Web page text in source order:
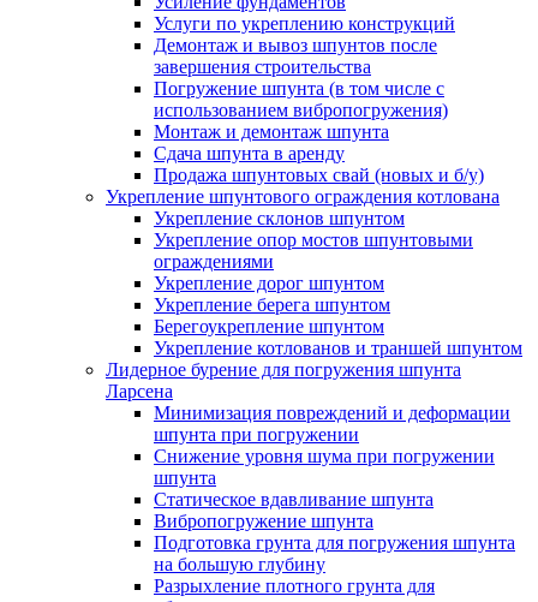
Услуги по укреплению конструкций
Демонтаж и вывоз шпунтов после
завершения строительства
Погружение шпунта (в том числе с
использованием вибропогружения)
Монтаж и демонтаж шпунта
Сдача шпунта в аренду
Продажа шпунтовых свай (новых и б/у)
Укрепление шпунтового ограждения котлована
Укрепление склонов шпунтом
Укрепление опор мостов шпунтовыми
ограждениями
Укрепление дорог шпунтом
Укрепление берега шпунтом
Берегоукрепление шпунтом
Укрепление котлованов и траншей шпунтом
Лидерное бурение для погружения шпунта
Ларсена
Минимизация повреждений и деформации
шпунта при погружении
Снижение уровня шума при погружении
шпунта
Статическое вдавливание шпунта
Вибропогружение шпунта
Подготовка грунта для погружения шпунта
на большую глубину
Разрыхление плотного грунта для